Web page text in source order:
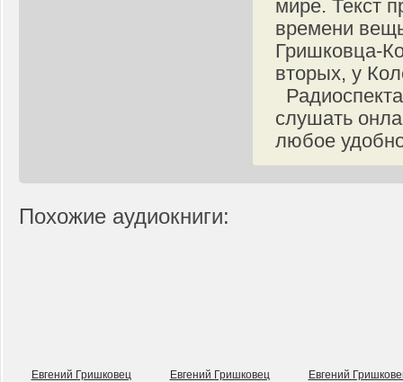
мире. Текст
времени
Гришковца-
вторых, у
слушать
любое
Похожие аудиокниги:
Евгений Гришковец
Евгений Гришковец
Евгений